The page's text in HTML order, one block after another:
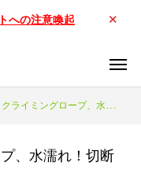
への注意喚起
ロープ、水濡れ！切断実験！マニアック解説編
、水濡れ！切断